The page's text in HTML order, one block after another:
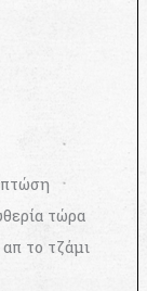
τώρα
το τζάμι